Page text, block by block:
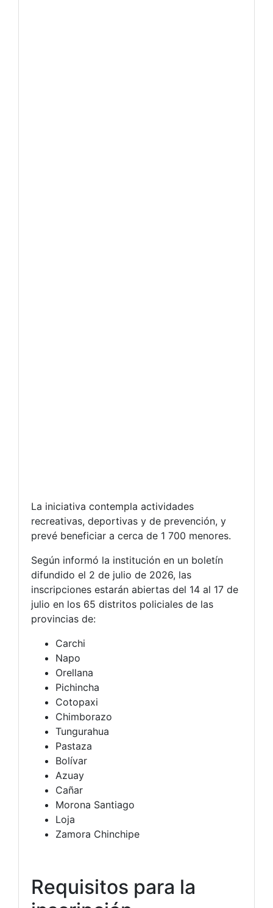
La iniciativa contempla actividades
recreativas, deportivas y de prevención, y
prevé beneficiar a cerca de 1 700 menores.
Según informó la institución en un boletín
difundido el 2 de julio de 2026, las
inscripciones estarán abiertas del 14 al 17 de
julio en los 65 distritos policiales de las
provincias de:
Carchi
Napo
Orellana
Pichincha
Cotopaxi
Chimborazo
Tungurahua
Pastaza
Bolívar
Azuay
Cañar
Morona Santiago
Loja
Zamora Chinchipe
Requisitos para la